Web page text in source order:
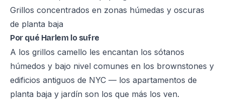
Grillos concentrados en zonas húmedas y oscuras
de planta baja
Por qué Harlem lo sufre
A los grillos camello les encantan los sótanos
húmedos y bajo nivel comunes en los brownstones y
edificios antiguos de NYC — los apartamentos de
planta baja y jardín son los que más los ven.